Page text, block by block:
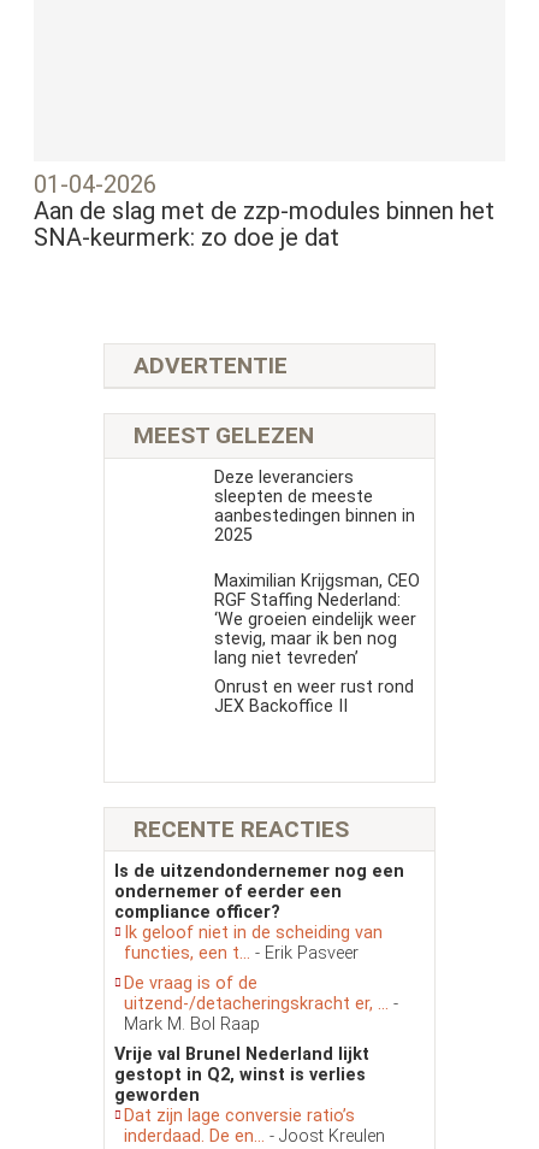
01-04-2026
Aan de slag met de zzp-modules binnen het
SNA-keurmerk: zo doe je dat
ADVERTENTIE
MEEST GELEZEN
Deze leveranciers
sleepten de meeste
aanbestedingen binnen in
2025
Maximilian Krijgsman, CEO
RGF Staffing Nederland:
‘We groeien eindelijk weer
stevig, maar ik ben nog
lang niet tevreden’
Onrust en weer rust rond
JEX Backoffice II
RECENTE REACTIES
Is de uitzendondernemer nog een
ondernemer of eerder een
compliance officer?
Ik geloof niet in de scheiding van
functies, een t... - Erik Pasveer
De vraag is of de
uitzend-/detacheringskracht er, ... -
Mark M. Bol Raap
Vrije val Brunel Nederland lijkt
gestopt in Q2, winst is verlies
geworden
Dat zijn lage conversie ratio’s
inderdaad. De en... - Joost Kreulen